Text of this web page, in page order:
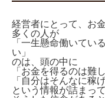
経営者にとって、お
多くの人が
「一生懸命働いてい
い」
のは、頭の中に
「お金を得るのは難し
「自分はそんなに稼
という情報が詰まっ